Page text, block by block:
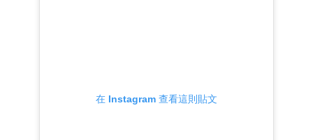
在 Instagram 查看這則貼文